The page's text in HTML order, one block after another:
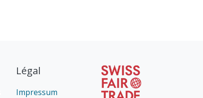
Légal
Impressum